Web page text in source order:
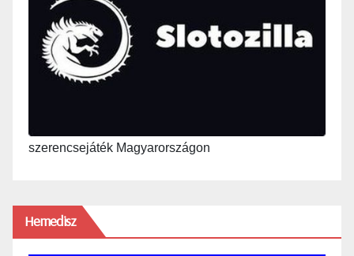
szerencsejáték Magyarországon
Hemedisz